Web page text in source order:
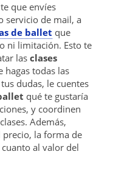
que envíes
servicio de mail, a
de ballet que
ni limitación. Esto te
las clases
hagas todas las
dudas, le cuentes
qué te gustaría
y coordinen
Además,
la forma de
al valor del